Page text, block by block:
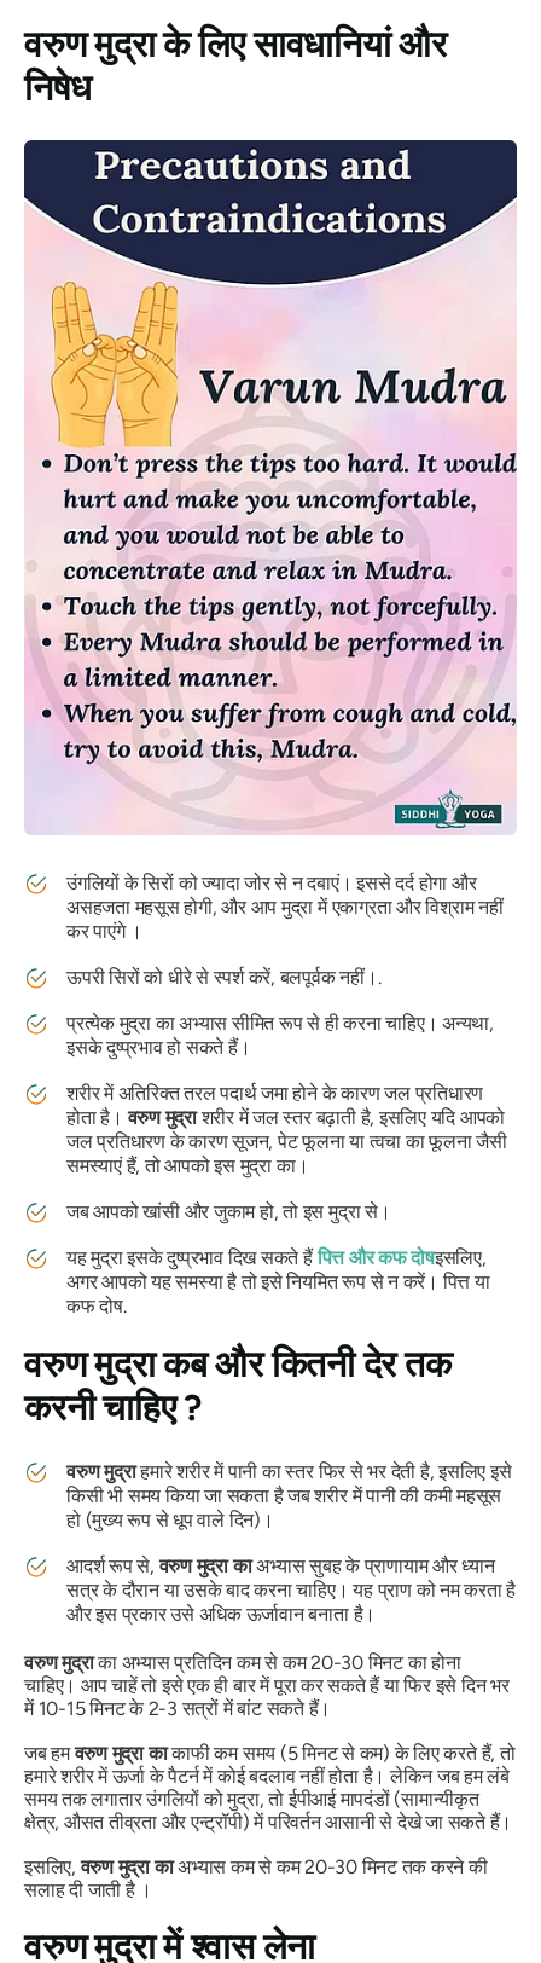
वरुणमुद्राके लिए सावधानियां और
निषेध
उंगलियों के सिरों को ज्यादा जोर से न दबाएं। इससे दर्द होगा और
असहजता महसूस होगी, और आपमुद्रामें एकाग्रता और विश्राम नहीं
कर पाएंगे ।
ऊपरी सिरों को धीरे से स्पर्श करें, बलपूर्वक नहीं।.
प्रत्येकमुद्रा काअभ्यास सीमित रूप से ही करना चाहिए। अन्यथा,
इसके दुष्प्रभाव हो सकते हैं।
शरीर में अतिरिक्त तरल पदार्थ जमा होने के कारण जल प्रतिधारण
होता है।वरुणमुद्राशरीर में जल स्तर बढ़ाती है, इसलिए यदि आपको
जल प्रतिधारण के कारण सूजन, पेट फूलना या त्वचा का फूलना जैसी
समस्याएं हैं, तो आपको इसमुद्रा का।
जब आपको खांसी और जुकाम हो, तो इसमुद्रा से।
यहमुद्राइसके दुष्प्रभाव दिख सकते हैंपित्तऔरकफदोषइसलिए,
अगर आपको यह समस्या है तो इसे नियमित रूप से न करें।पित्तया
कफदोष.
वरुणमुद्राकब और कितनी देर तक
करनी चाहिए?
वरुणमुद्राहमारे शरीर में पानी का स्तर फिर से भर देती है, इसलिए इसे
किसी भी समय किया जा सकता है जब शरीर में पानी की कमी महसूस
हो (मुख्य रूप से धूप वाले दिन)।
आदर्श रूप से,वरुणमुद्रा काअभ्यास सुबह केप्राणायामऔर ध्यान
सत्र के दौरान या उसके बाद करना चाहिए। यहप्राण कोनम करता है
और इस प्रकार उसे अधिक ऊर्जावान बनाता है।
वरुणमुद्राका अभ्यास प्रतिदिन कम से कम 20-30 मिनट का होना
चाहिए। आप चाहें तो इसे एक ही बार में पूरा कर सकते हैं या फिर इसे दिन भर
में 10-15 मिनट के 2-3 सत्रों में बांट सकते हैं।
जब हमवरुणमुद्रा काकाफी कम समय (5 मिनट से कम) के लिए करते हैं, तो
हमारे शरीर में ऊर्जा के पैटर्न में कोई बदलाव नहीं होता है। लेकिन जब हम लंबे
समय तक लगातार उंगलियों कोमुद्रा, तो ईपीआई मापदंडों (सामान्यीकृत
क्षेत्र, औसत तीव्रता और एन्ट्रॉपी) में परिवर्तन आसानी से देखे जा सकते हैं।
इसलिए,वरुणमुद्रा काअभ्यास कम से कम 20-30 मिनट तक करने की
सलाह दी जाती है ।
वरुणमुद्रामें श्वास लेना